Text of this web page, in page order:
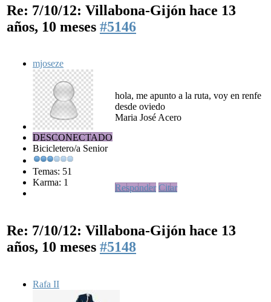
Re: 7/10/12: Villabona-Gijón hace 13
años, 10 meses #5146
mjoseze
DESCONECTADO
Bicicletero/a Senior
Temas: 51
Karma: 1
hola, me apunto a la ruta, voy en renfe
desde oviedo
Maria José Acero
Responder Citar
Re: 7/10/12: Villabona-Gijón hace 13
años, 10 meses #5148
Rafa II